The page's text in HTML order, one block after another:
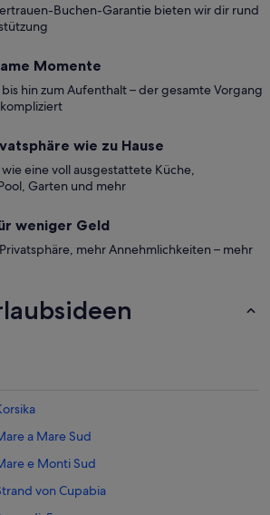
Buchen-Garantie bieten wir dir rund
Momente
hin zum Aufenthalt – der gesamte Vorgang
wie zu Hause
eine voll ausgestattete Küche,
Garten und mehr
weniger Geld
mehr Annehmlichkeiten – mehr
a Mare Sud
e Monti Sud
von Cupabia